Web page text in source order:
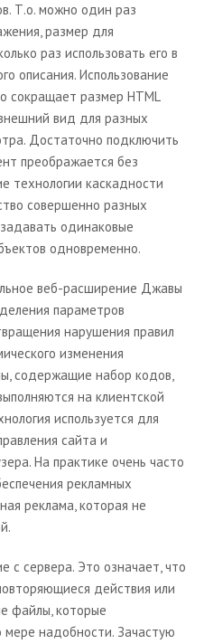
Т.о. можно один раз
размер для
раз использовать его в
описания. Использование
сокращает размер HTML
вид для разных
Достаточно подключить
преображается без
технологии каскадности
совершенно разных
одинаковые
одновременно.
веб-расширение Джавы
параметров
нарушения правил
изменения
содержащие набор кодов,
на клиентской
используется для
сайта и
На практике очень часто
рекламных
реклама, которая не
с сервера. Это означает, что
действия или
файлы, которые
надобности. Зачастую